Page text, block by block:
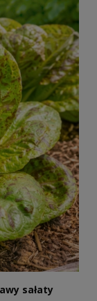
sałaty